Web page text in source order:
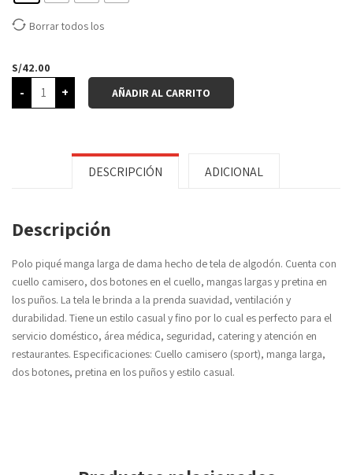
Borrar todos los
S/42.00
- + AÑADIR AL CARRITO
DESCRIPCIÓN ADICIONAL
Descripción
Polo piqué manga larga de dama hecho de tela de algodón. Cuenta con
cuello camisero, dos botones en el cuello, mangas largas y pretina en
los puños. La tela le brinda a la prenda suavidad, ventilación y
durabilidad. Tiene un estilo casual y fino por lo cual es perfecto para el
servicio doméstico, área médica, seguridad, catering y atención en
restaurantes. Especificaciones: Cuello camisero (sport), manga larga,
dos botones, pretina en los puños y estilo casual.